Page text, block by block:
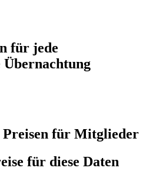
für jede
Übernachtung
für Mitglieder
für diese Daten